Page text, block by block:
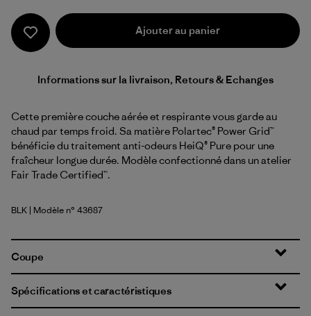
Ajouter au panier
Informations sur la livraison, Retours & Echanges
Cette première couche aérée et respirante vous garde au
chaud par temps froid. Sa matière Polartec® Power Grid™
bénéficie du traitement anti-odeurs HeiQ® Pure pour une
fraîcheur longue durée. Modèle confectionné dans un atelier
Fair Trade Certified™.
Black
BLK | Modèle n° 43687
Coupe
Spécifications et caractéristiques